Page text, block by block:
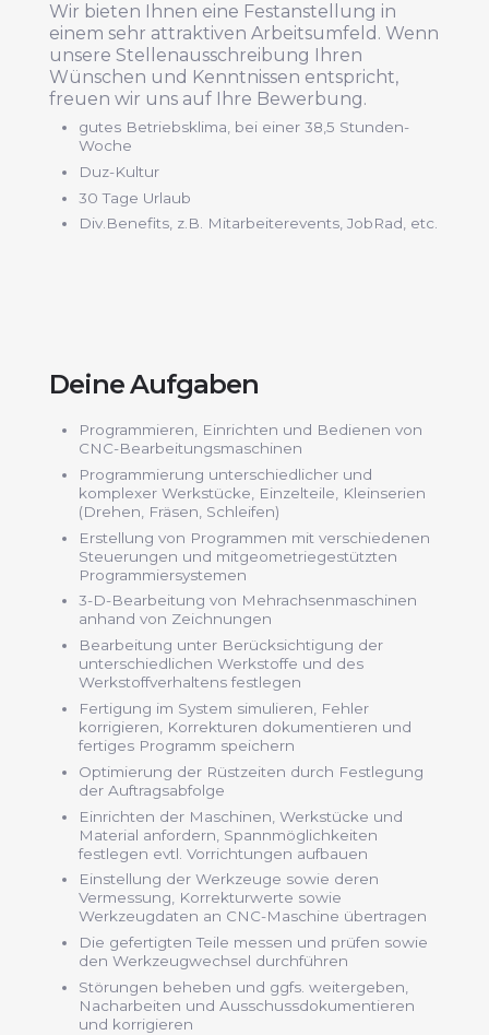
Wir bieten Ihnen eine Festanstellung in
einem sehr attraktiven Arbeitsumfeld. Wenn
unsere Stellenausschreibung Ihren
Wünschen und Kenntnissen entspricht,
freuen wir uns auf Ihre Bewerbung.
gutes Betriebsklima, bei einer 38,5 Stunden-
Woche
Duz-Kultur
30 Tage Urlaub
Div.Benefits, z.B. Mitarbeiterevents, JobRad, etc.
Deine Aufgaben
Programmieren, Einrichten und Bedienen von
CNC-Bearbeitungsmaschinen
Programmierung unterschiedlicher und
komplexer Werkstücke, Einzelteile, Kleinserien
(Drehen, Fräsen, Schleifen)
Erstellung von Programmen mit verschiedenen
Steuerungen und mitgeometriegestützten
Programmiersystemen
3-D-Bearbeitung von Mehrachsenmaschinen
anhand von Zeichnungen
Bearbeitung unter Berücksichtigung der
unterschiedlichen Werkstoffe und des
Werkstoffverhaltens festlegen
Fertigung im System simulieren, Fehler
korrigieren, Korrekturen dokumentieren und
fertiges Programm speichern
Optimierung der Rüstzeiten durch Festlegung
der Auftragsabfolge
Einrichten der Maschinen, Werkstücke und
Material anfordern, Spannmöglichkeiten
festlegen evtl. Vorrichtungen aufbauen
Einstellung der Werkzeuge sowie deren
Vermessung, Korrekturwerte sowie
Werkzeugdaten an CNC-Maschine übertragen
Die gefertigten Teile messen und prüfen sowie
den Werkzeugwechsel durchführen
Störungen beheben und ggfs. weitergeben,
Nacharbeiten und Ausschussdokumentieren
und korrigieren